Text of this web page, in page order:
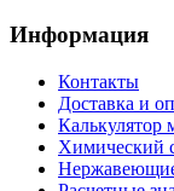
Информация
Контакты
Доставка и
Калькулятор
Химический
Нержавеющие